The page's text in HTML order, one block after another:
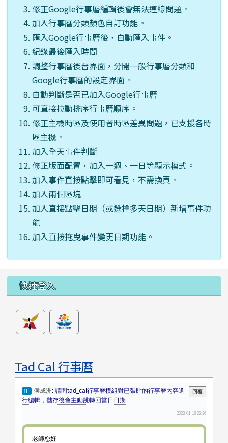
修正Google行事曆編輯後會無法連線問題。
加入行事曆分類顏色自訂功能。
匯入Google行事曆後，自動匯入事件。
紀錄最後匯入時間
調整行事曆後台界面，分開一般行事曆分類和
Google行事曆的設定界面。
自動判斷是否已加入Google行事曆
可直接拉動排序行事曆順序。
修正主機時區及使用者時區差異問題，已支援各時
區主機。
加入全天事件判斷
修正版面配置，加入一週、一日等顯示模式。
加入事件直接點擊即可看見，不需換頁。
加入兩個區塊
加入直接點擊日期（或選擇多天日期）新增事件功
能
加入直接拖曳事件變更日期功能。
左邊區域內容
快速登入
Tad Cal 行事曆